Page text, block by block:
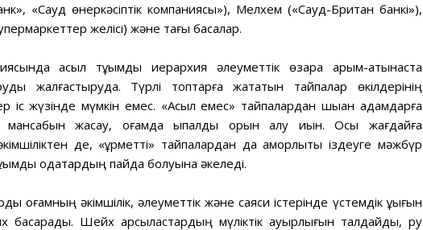
«Сауд өнеркәсіптік компаниясы»), Мелхем («Сауд-Британ банкі»),
желісі) және тағы басқалар.
асыл тұқымды иерархия әлеуметтік өзара қарым-қатынаста
жалғастыруда. Түрлі топтарға жататын тайпалар өкілдерінің
іс жүзінде мүмкін емес. «Асыл емес» тайпалардан шыққан адамдарға
мансабын жасау, қоғамда ықпалды орын алу қиын. Осы жағдайға
де, «құрметті» тайпалардан да қамқорлықты іздеуге мәжбүр
одақтардың пайда болуына әкеледі.
қоғамның әкімшілік, әлеуметтік және саяси істерінде үстемдік құқығын
басқарады. Шейх қарсыластардың мүліктік ауырлығын талдайды, ру